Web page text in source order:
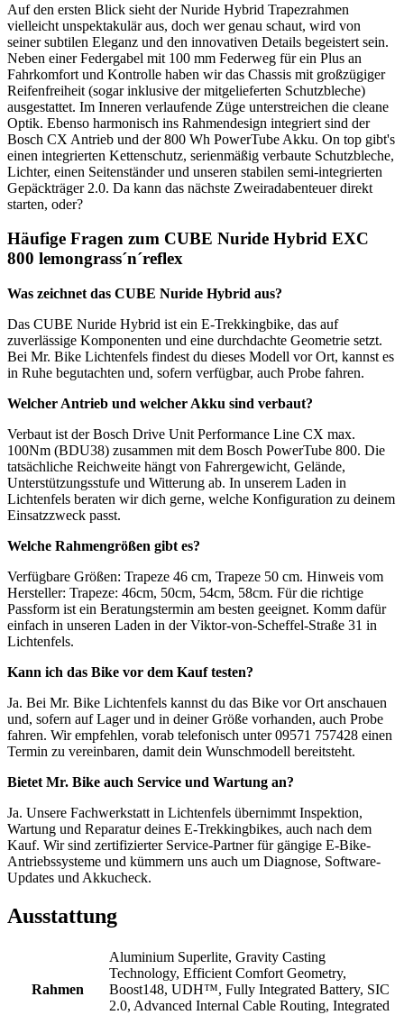
Auf den ersten Blick sieht der Nuride Hybrid Trapezrahmen
vielleicht unspektakulär aus, doch wer genau schaut, wird von
seiner subtilen Eleganz und den innovativen Details begeistert sein.
Neben einer Federgabel mit 100 mm Federweg für ein Plus an
Fahrkomfort und Kontrolle haben wir das Chassis mit großzügiger
Reifenfreiheit (sogar inklusive der mitgelieferten Schutzbleche)
ausgestattet. Im Inneren verlaufende Züge unterstreichen die cleane
Optik. Ebenso harmonisch ins Rahmendesign integriert sind der
Bosch CX Antrieb und der 800 Wh PowerTube Akku. On top gibt's
einen integrierten Kettenschutz, serienmäßig verbaute Schutzbleche,
Lichter, einen Seitenständer und unseren stabilen semi-integrierten
Gepäckträger 2.0. Da kann das nächste Zweiradabenteuer direkt
starten, oder?
Häufige Fragen zum CUBE Nuride Hybrid EXC
800 lemongrass´n´reflex
Was zeichnet das CUBE Nuride Hybrid aus?
Das CUBE Nuride Hybrid ist ein E-Trekkingbike, das auf
zuverlässige Komponenten und eine durchdachte Geometrie setzt.
Bei Mr. Bike Lichtenfels findest du dieses Modell vor Ort, kannst es
in Ruhe begutachten und, sofern verfügbar, auch Probe fahren.
Welcher Antrieb und welcher Akku sind verbaut?
Verbaut ist der Bosch Drive Unit Performance Line CX max.
100Nm (BDU38) zusammen mit dem Bosch PowerTube 800. Die
tatsächliche Reichweite hängt von Fahrergewicht, Gelände,
Unterstützungsstufe und Witterung ab. In unserem Laden in
Lichtenfels beraten wir dich gerne, welche Konfiguration zu deinem
Einsatzzweck passt.
Welche Rahmengrößen gibt es?
Verfügbare Größen: Trapeze 46 cm, Trapeze 50 cm. Hinweis vom
Hersteller: Trapeze: 46cm, 50cm, 54cm, 58cm. Für die richtige
Passform ist ein Beratungstermin am besten geeignet. Komm dafür
einfach in unseren Laden in der Viktor-von-Scheffel-Straße 31 in
Lichtenfels.
Kann ich das Bike vor dem Kauf testen?
Ja. Bei Mr. Bike Lichtenfels kannst du das Bike vor Ort anschauen
und, sofern auf Lager und in deiner Größe vorhanden, auch Probe
fahren. Wir empfehlen, vorab telefonisch unter 09571 757428 einen
Termin zu vereinbaren, damit dein Wunschmodell bereitsteht.
Bietet Mr. Bike auch Service und Wartung an?
Ja. Unsere Fachwerkstatt in Lichtenfels übernimmt Inspektion,
Wartung und Reparatur deines E-Trekkingbikes, auch nach dem
Kauf. Wir sind zertifizierter Service-Partner für gängige E-Bike-
Antriebssysteme und kümmern uns auch um Diagnose, Software-
Updates und Akkucheck.
Ausstattung
Rahmen
Aluminium Superlite, Gravity Casting
Technology, Efficient Comfort Geometry,
Boost148, UDH™, Fully Integrated Battery, SIC
2.0, Advanced Internal Cable Routing, Integrated